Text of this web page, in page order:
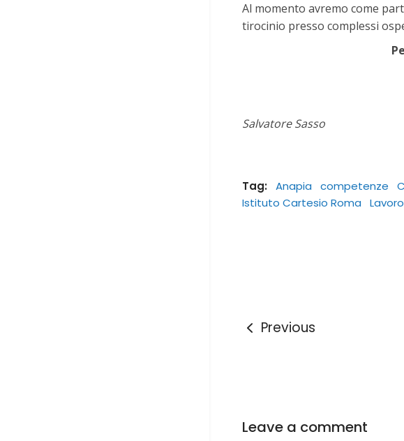
Al momento avremo come
tirocinio presso complessi
Salvatore Sasso
Tag: Anapia competenze
Istituto Cartesio Roma
Lavoro
Previous
Leave a comment